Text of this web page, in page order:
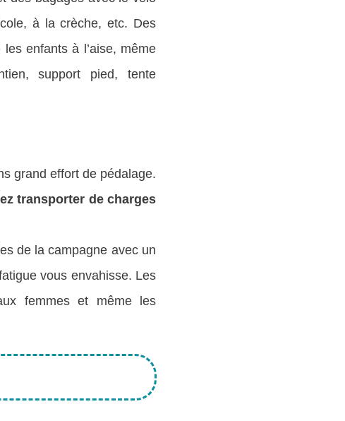
à la crèche, etc. Des
enfants à l’aise, même
support pied, tente
grand effort de pédalage.
transporter de charges
de la campagne avec un
vous envahisse. Les
femmes et même les